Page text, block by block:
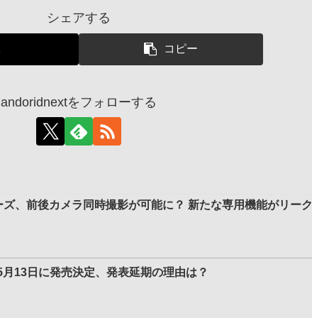
シェアする
コピー
andoridnextをフォローする
、前後カメラ同時撮影が可能に？ 新たな専用機能がリーク
13日に発売決定、発表延期の理由は？